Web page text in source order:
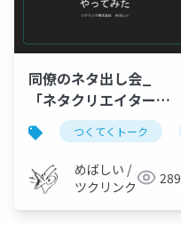
同僚のネタ出し会_
「ネタクリエイター」_
やってみたつくてくトーク
めばしい /
ツクリンク
289